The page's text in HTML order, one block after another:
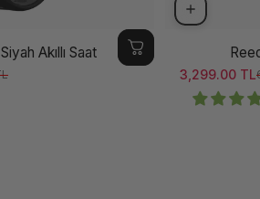
Akıllı Saat
Satış ücreti
3,299.00 TL
Normal